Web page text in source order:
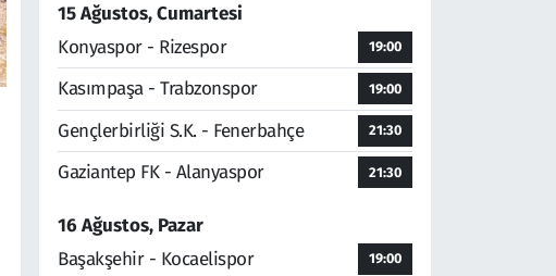
15 Ağustos, Cumartesi
Konyaspor - Rizespor
19:00
Kasımpaşa - Trabzonspor 19:00
Gençlerbirliği S.K. - Fenerbahçe 21:30
Gaziantep FK - Alanyaspor 21:30
16 Ağustos, Pazar
Başakşehir - Kocaelispor
19:00